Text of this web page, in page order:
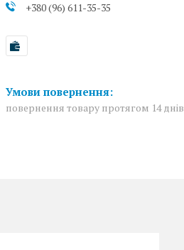
+380 (96) 611-35-35
повернення товару протягом 14 днів